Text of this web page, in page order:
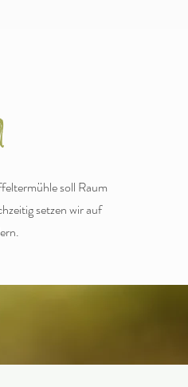
soll Raum
setzen wir auf